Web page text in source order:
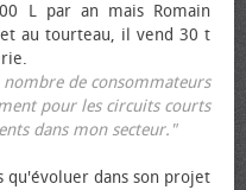
L par an mais Romain
au tourteau, il vend 30 t
de consommateurs
pour les circuits courts
dans mon secteur."
qu'évoluer dans son projet